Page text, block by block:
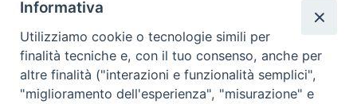
Centralino Curia Vescovile
0541 913711
Informativa
Utilizziamo cookie o tecnologie simili per
finalità tecniche e, con il tuo consenso, anche per
altre finalità ("interazioni e funzionalità semplici",
"miglioramento dell'esperienza", "misurazione" e